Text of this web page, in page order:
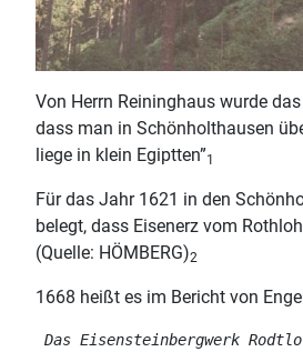
Von Herrn Reininghaus wurde
dass man in Schönholthausen
liege in klein Egiptten”1
Für das Jahr 1621 in den
belegt, dass Eisenerz vom
(Quelle: HÖMBERG)2
1668 heißt es im Bericht von
Das Eisensteinbergwerk